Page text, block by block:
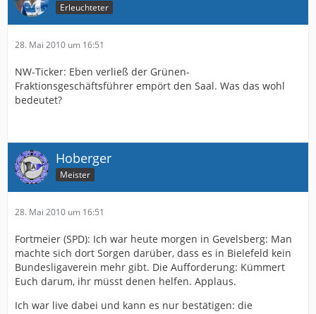
Erleuchteter
28. Mai 2010 um 16:51
NW-Ticker: Eben verließ der Grünen-
Fraktionsgeschäftsführer empört den Saal. Was das wohl
bedeutet?
Hoberger
Meister
28. Mai 2010 um 16:51
Fortmeier (SPD): Ich war heute morgen in Gevelsberg: Man
machte sich dort Sorgen darüber, dass es in Bielefeld kein
Bundesligaverein mehr gibt. Die Aufforderung: Kümmert
Euch darum, ihr müsst denen helfen. Applaus.
Ich war live dabei und kann es nur bestätigen: die